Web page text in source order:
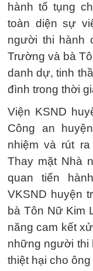
hành tố tụng
toàn diện sự
người thi hành
Trường và bà
danh dự, tinh
đình trong thời
Viện KSND
Công an
nhiệm và rút
Thay mặt Nhà
quan tiến
VKSND huyện
bà Tôn Nữ Kim
năng cam kết
những người thi
thiệt hại cho ông